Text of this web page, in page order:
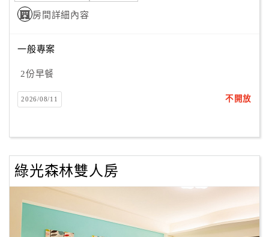
理
員
戶
客
服
聯
單
房間詳細內容
一般專案
2份早餐
2026/08/11 不開放
綠光森林雙人房